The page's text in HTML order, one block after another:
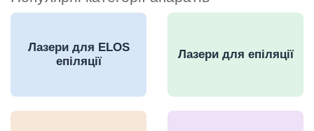
Лазери для ELOS
епіляції
Лазери для епіляції